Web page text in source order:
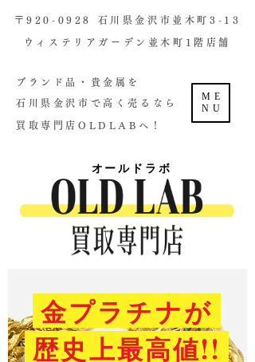
ME
NU
金プラチナが
歴史上最高値!!
​〒920-0928 石川県金沢市並木町3-13
ウィステリアガーデン並木町1階店舗​
ブランド品・貴金属を
石川県金沢市で高く売るなら
買取専門店OLDLABへ！
オールドラボ